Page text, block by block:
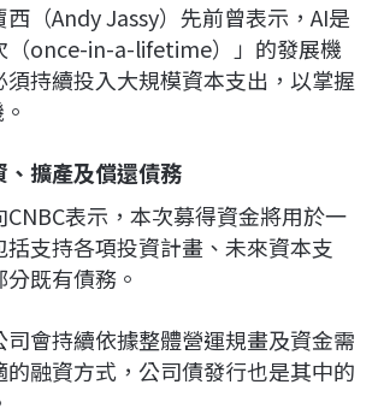
（Andy Jassy）先前曾表示，AI是
（once-in-a-lifetime）」的發展機
須持續投入大規模資本支出，以掌握
擴產及償還債務
表示，本次募得資金將用於一
括支持各項投資計畫、未來資本支
既有債務。
會持續依據整體營運規畫及資金需
融資方式，公司債發行也是其中的